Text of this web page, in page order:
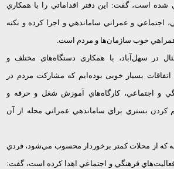
شده است، گفت: اين دفتر اقداماتي را با همكاري
اجتماعي و عمراني ساماندهي و اجرا كرده و نكته
خوب سازمان‌ها و مردم است.
در سهل‌آباد، با همکاری دستگاه‌های مختلف و
بسیار خوبی بوده‌ایم كه مشاركت مردم در
و اجتماعي، كارگاه‌هاي آموزش شغل و حرفه و
كردن بستري براي ساماندهي عمراني محله از آن
كه از محلات كمتر برخوردار محسوب مي‌شود، فردي
فعاليت‌هاي فرهنگي و اجتماعي اهدا كرده است، گفت: